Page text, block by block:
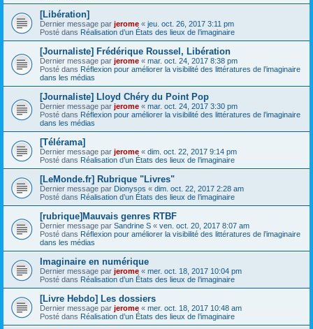
[Libération]
Dernier message par jerome « jeu. oct. 26, 2017 3:11 pm
Posté dans Réalisation d’un États des lieux de l’imaginaire
[Journaliste] Frédérique Roussel, Libération
Dernier message par jerome « mar. oct. 24, 2017 8:38 pm
Posté dans Réflexion pour améliorer la visibilité des littératures de l’imaginaire
dans les médias
[Journaliste] Lloyd Chéry du Point Pop
Dernier message par jerome « mar. oct. 24, 2017 3:30 pm
Posté dans Réflexion pour améliorer la visibilité des littératures de l’imaginaire
dans les médias
[Télérama]
Dernier message par jerome « dim. oct. 22, 2017 9:14 pm
Posté dans Réalisation d’un États des lieux de l’imaginaire
[LeMonde.fr] Rubrique "Livres"
Dernier message par Dionysos « dim. oct. 22, 2017 2:28 am
Posté dans Réalisation d’un États des lieux de l’imaginaire
[rubrique]Mauvais genres RTBF
Dernier message par Sandrine S « ven. oct. 20, 2017 8:07 am
Posté dans Réflexion pour améliorer la visibilité des littératures de l’imaginaire
dans les médias
Imaginaire en numérique
Dernier message par jerome « mer. oct. 18, 2017 10:04 pm
Posté dans Réalisation d’un États des lieux de l’imaginaire
[Livre Hebdo] Les dossiers
Dernier message par jerome « mer. oct. 18, 2017 10:48 am
Posté dans Réalisation d’un États des lieux de l’imaginaire